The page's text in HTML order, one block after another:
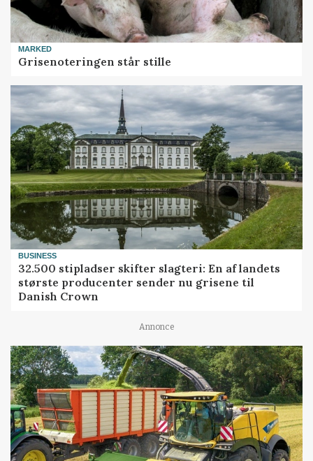
MARKED
Grisenoteringen står stille
BUSINESS
32.500 stipladser skifter slagteri: En af landets
største producenter sender nu grisene til
Danish Crown
Annonce